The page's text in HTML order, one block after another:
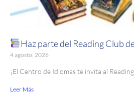
Haz parte del Reading Club
4 agosto, 2026
¡El Centro de Idiomas te invita al
Leer Más